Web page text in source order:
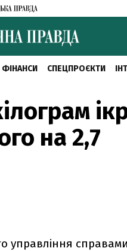
ФІНАНСИ СПЕЦПРОЄКТИ
на 2,7
управління